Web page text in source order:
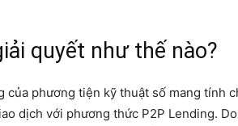
quyết như thế nào?
của phương tiện kỹ thuật số mang tính
dịch với phương thức P2P Lending.